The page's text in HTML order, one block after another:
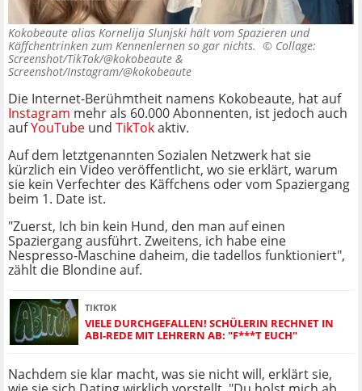
Kokobeaute alias Kornelija Slunjski hält vom Spazieren und
Käffchentrinken zum Kennenlernen so gar nichts. © Collage:
Screenshot/TikTok/@kokobeaute &
Screenshot/Instagram/@kokobeaute
Die Internet-Berühmtheit namens Kokobeaute, hat auf
Instagram mehr als 60.000 Abonnenten, ist jedoch auch
aufYouTube und TikTokaktiv.
Auf dem letztgenannten Sozialen Netzwerk hat sie
kürzlich ein Video veröffentlicht, wo sie erklärt, warum
sie kein Verfechter des Käffchens oder vom Spaziergang
beim 1. Date ist.
"Zuerst, Ich bin kein Hund, den man auf einen
Spaziergang ausführt. Zweitens, ich habe eine
Nespresso-Maschine daheim, die tadellos funktioniert",
zählt die Blondine auf.
TIKTOK
VIELE DURCHGEFALLEN! SCHÜLERIN RECHNET IN
ABI-REDE MIT LEHRERN AB: "F***T EUCH"
Nachdem sie klar macht, was sie nicht will, erklärt sie,